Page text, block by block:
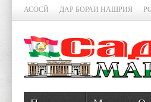
АСОСӢ ДАР БОРАИ НАШРИЯ